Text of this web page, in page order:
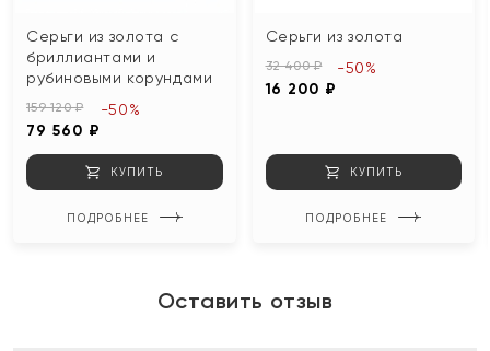
Серьги из золота с
бриллиантами и
рубиновыми корундами
159 120 ₽
79 560 ₽
-50%
КУПИТЬ
ПОДРОБНЕЕ
Серьги из золота
32 400 ₽
16 200 ₽
-50%
КУПИТЬ
ПОДРОБНЕЕ
Оставить отзыв